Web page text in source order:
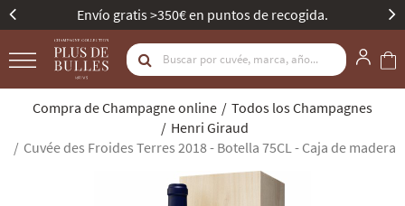
gratis >350€ en puntos de recogida. Mejor
Compra de Champagne online
Todos los Champagnes
Henri Giraud
Cuvée des Froides Terres 2018 - Botella 75CL - Caja de madera